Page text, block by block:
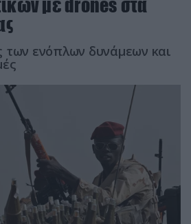
με drones στα
των ενόπλων δυνάμεων και